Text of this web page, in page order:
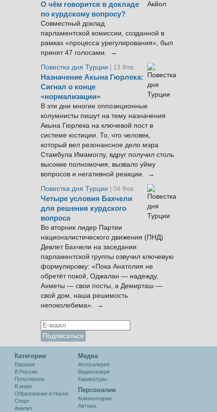
О чём говорится в докладе
по курдскому вопросу?
Совместный доклад
парламентской комиссии, созданной в
рамках «процесса урегулирования», был
принят 47 голосами. →
Повестка дня Турции
| 13 Фев.
Назначение Акына Гюрлека:
Сигнал о конце
«нормализации»
В эти дни многие оппозиционные
колумнисты пишут на тему назначения
Акына Гюрлека на ключевой пост в
системе юстиции. То, что человек,
который вел резонансное дело мэра
Стамбула Имамоглу, вдруг получил столь
высокие полномочия, вызвало уйму
вопросов и негативной реакции. →
Повестка дня Турции
| 04 Фев.
Четыре условия Бахчели
для решения курдского
вопроса
Во вторник лидер Партии
националистического движения (ПНД)
Девлет Бахчели на заседании
парламентской группы озвучил ключевую
формулировку: «Пока Анатолия не
обретёт покой, Оджалан — надежду,
Ахметы — свои посты, а Демирташ —
свой дом, наша решимость
непоколебима». →
Категории
Евразия
В России
Популярное
В мире
Образование и Наука
Спорт
Анализ
Медиа
Фотогалерея
Видеогалеря
Карикатуры
Персоналии
Комментарии
Авторы